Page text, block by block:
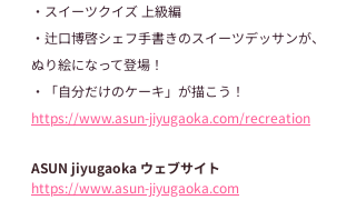
・スイーツクイズ 上級編
・辻口博啓シェフ手書きのスイーツデッサンが、
ぬり絵になって登場！
・「自分だけのケーキ」が描こう！
https://www.asun-jiyugaoka.com/recreation
ASUN jiyugaoka ウェブサイト
https://www.asun-jiyugaoka.com